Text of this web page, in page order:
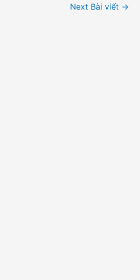
Next Bài viết →